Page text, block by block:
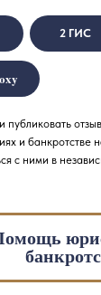
публиковать
и банкротстве
с ними в
2 ГИС